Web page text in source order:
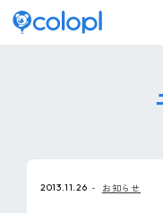
2013.11.26 お知らせ